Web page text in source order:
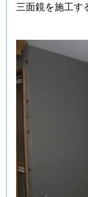
三面鏡を施工す